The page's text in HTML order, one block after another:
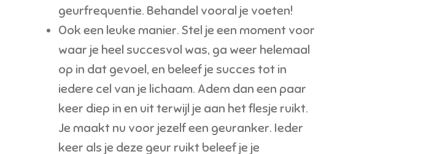
geurfrequentie. Behandel vooral je voeten!
Ook een leuke manier. Stel je een moment voor
waar je heel succesvol was, ga weer helemaal
op in dat gevoel, en beleef je succes tot in
iedere cel van je lichaam. Adem dan een paar
keer diep in en uit terwijl je aan het flesje ruikt.
Je maakt nu voor jezelf een geuranker. Ieder
keer als je deze geur ruikt beleef je je